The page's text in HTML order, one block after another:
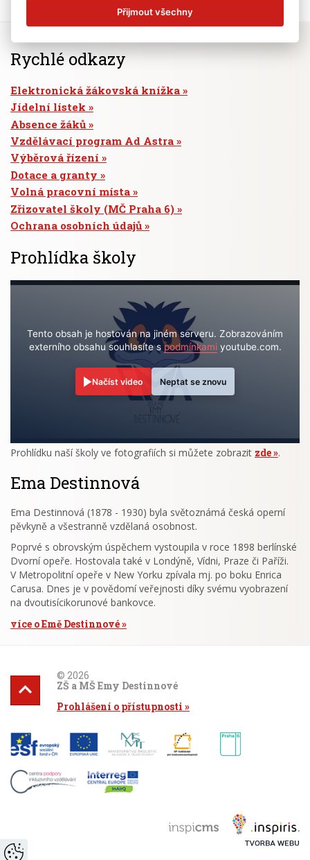
Rychlé odkazy
Elektronická žákovská knížka
Jídelní lístek
Absence žáků
Vzdělávací program Ad Astra
Výběrová řízení
Dotace a granty
Volná pracovní místa
Zřizovatel školy (MČ Praha 6)
Ochrana osobních údajů
Prohlídka školy
Tento obsah je hostován na jiném serveru. Zobrazováním
externího obsahu souhlasíte spodmínkamiyoutube.com.
Načíst video Neptat se znovu
Prohlídku naší školy ve fotografiích si můžete zobrazit zde .
Ema Destinnová
Ema Destinnová (1878 - 1930) byla světoznámá česká operní
pěvkyně a všestranně vzdělaná osobnost.
Poprvé s obrovským úspěchem vystoupila v roce 1898 berlínské
Dvorní opeře. Hostovala také v Londýně, Vídni, Praze či Paříži.
V Metropolitní opeře v New Yorku zpívala mj. po boku Enrica
Carusa. Dnes je v povědomí veřejnosti díky svému vyobrazení
na dvoutisícikorunové bankovce.
více o Emě Destinnové
© 2026
ZŠ a MŠ Emy Destinnové
Prohlášení o přístupnosti
Přijmout všechny